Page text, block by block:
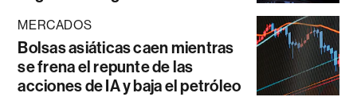
MERCADOS
Bolsas asiáticas caen mientras
se frena el repunte de las
acciones de IA y baja el petróleo